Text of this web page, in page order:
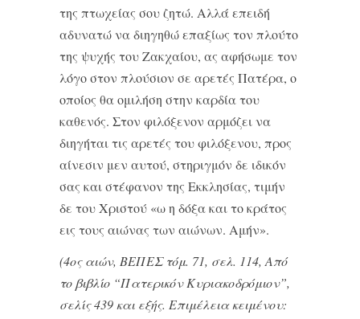
της πτωχείας σου ζητώ. Αλλά επειδή
αδυνατώ να διηγηθώ επαξίως τον πλούτο
της ψυχής του Ζακχαίου, ας αφήσωμε τον
λόγο στον πλούσιον σε αρετές Πατέρα, ο
οποίος θα ομιλήση στην καρδία του
καθενός. Στον φιλόξενον αρμόζει να
διηγήται τις αρετές του φιλόξενου, προς
αίνεσιν μεν αυτού, στηριγμόν δε ιδικόν
σας και στέφανον της Εκκλησίας, τιμήν
δε του Χριστού «ω η δόξα και το κράτος
εις τους αιώνας των αιώνων. Αμήν».
(4ος αιών, ΒΕΠΕΣ τόμ. 71, σελ. 114, Από
το βιβλίο “Πατερικόν Κυριακοδρόμιον”,
σελίς 439 και εξής. Επιμέλεια κειμένου: